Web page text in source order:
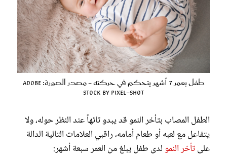
طفل بعمر 7 أشهر يتحكم في حركته - مصدر الصورة: Adobe
Stock by Pixel-shot
الطفل المصاب بتأخر النمو قد يبدو تائهاً عند النظر حوله، ولا
يتفاعل مع لعبه أو طعام أمامه، راقبي العلامات التالية الدالة
علىتأخر النمولدى طفل يبلغ من العمر سبعة أشهر: